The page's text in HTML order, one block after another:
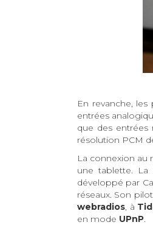
En revanche,
entrées
que des entrées
résolution PCM
La connexion au
une tablette. La
développé par
réseaux. Son
webradios, à
en mode UPnP.